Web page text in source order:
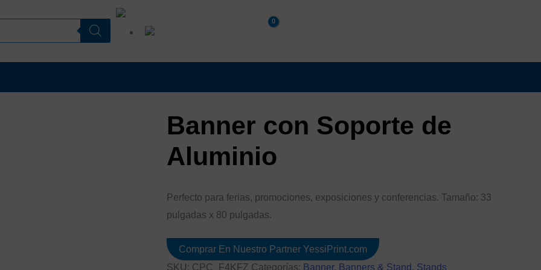
Banner con Soporte de
Aluminio
Perfecto para ferias, promociones, exposiciones y conferencias. Tamaño: 33
pulgadas x 80 pulgadas.
Comprar En Nuestro Partner YessiPrint.com
SKU: CPC_F4KFZ Categorías: Banner, Banners & Stand , Stands